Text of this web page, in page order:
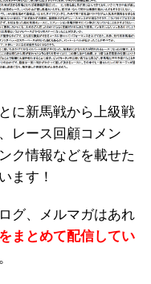
に新馬戦から上級戦
レース回顧コメン
ク情報などを載せた
ます！
グ、メルマガはあれ
まとめて配信してい